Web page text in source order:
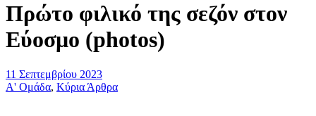
Πρώτο φιλικό της σεζόν στον
Εύοσμο (photos)
11 Σεπτεμβρίου 2023
Α' Ομάδα, Κύρια Άρθρα